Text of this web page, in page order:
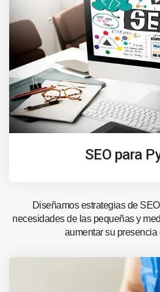
SEO para
Diseñamos estrategias de
necesidades de las pequeñas y
aumentar su presencia